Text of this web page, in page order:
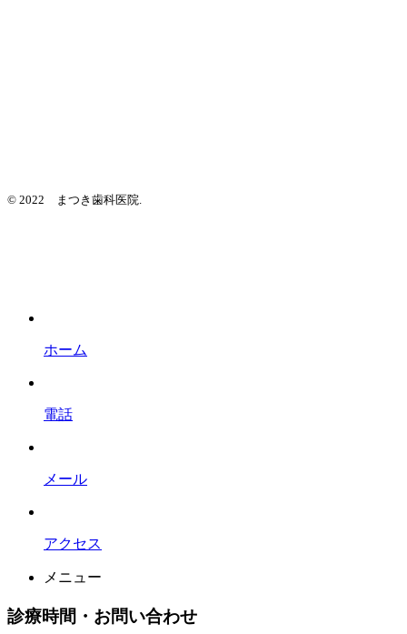
© 2022 まつき歯科医院.
ホーム
電話
メール
アクセス
メニュー
診療時間・お問い合わせ